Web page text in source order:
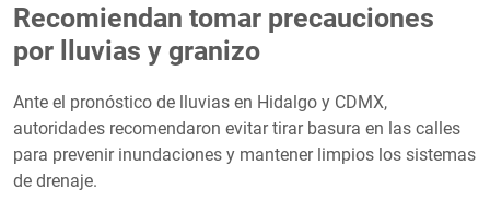
Recomiendan tomar precauciones
por lluvias y granizo
Ante el pronóstico de lluvias en Hidalgo y CDMX,
autoridades recomendaron evitar tirar basura en las calles
para prevenir inundaciones y mantener limpios los sistemas
de drenaje.